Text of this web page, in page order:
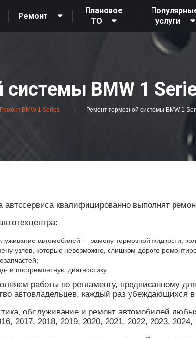
Ремонт
Плановое
ТО
услуги
BMW 1
Ремонт BMW 1 Series Ремонт тормозной системы BMW 1
автосервиса квалифицированно выполнят
автомобилей — замену тормозной жидкости,
узлов, которые невозможно, слишком дорого
и постремонтную диагностику.
работы по регламенту, предписанному
автовладельцев, каждый раз убеждающихся
обслуживание и ремонт автомобилей
2017, 2018, 2019, 2020, 2021, 2022, 2023, 2024,